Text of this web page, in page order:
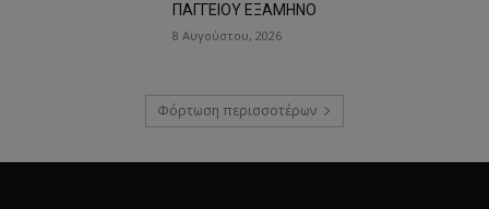
ΠΑΓΓΕΙΟΥ ΕΞΑΜΗΝΟ
8 Αυγούστου, 2026
Φόρτωση περισσοτέρων